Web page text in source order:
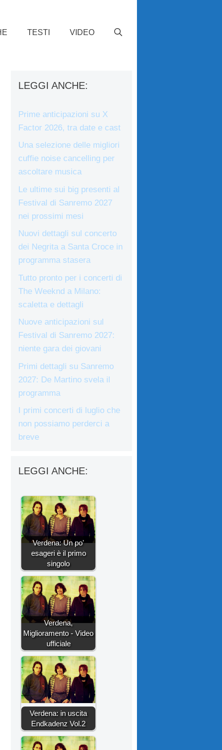
TESTI VIDEO
LEGGI ANCHE:
Prime anticipazioni su X
Factor 2026, tra date e cast
Una selezione delle migliori
cuffie noise cancelling per
ascoltare musica
Le ultime sui big presenti al
Festival di Sanremo 2027
nei prossimi mesi
Nuovi dettagli sul concerto
dei Negrita a Santa Croce in
programma stasera
Tutto pronto per i concerti di
The Weeknd a Milano:
scaletta e dettagli
Nuove anticipazioni sul
Festival di Sanremo 2027:
niente gara dei giovani
Primi dettagli su Sanremo
2027: De Martino svela il
programma
I primi concerti di luglio che
non possiamo perderci a
breve
LEGGI ANCHE:
Verdena: Un po'
esageri è il primo
singolo
Verdena,
Miglioramento - Video
ufficiale
Verdena: in uscita
Endkadenz Vol.2